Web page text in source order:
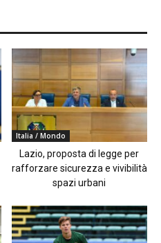
Italia / Mondo
Lazio, proposta di legge per
rafforzare sicurezza e vivibilità
spazi urbani